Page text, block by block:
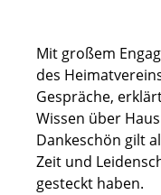
Mit großem
des
Gespräche,
Wissen über
Dankeschön gilt
Zeit und
gesteckt haben.